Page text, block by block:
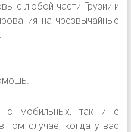
с любой части Грузии и
на чрезвычайные
с мобильных, так и с
том случае, когда у вас